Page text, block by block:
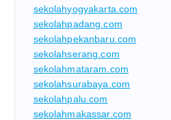
sekolahyogyakarta.com
sekolahpadang.com
sekolahpekanbaru.com
sekolahserang.com
sekolahmataram.com
sekolahsurabaya.com
sekolahpalu.com
sekolahmakassar.com